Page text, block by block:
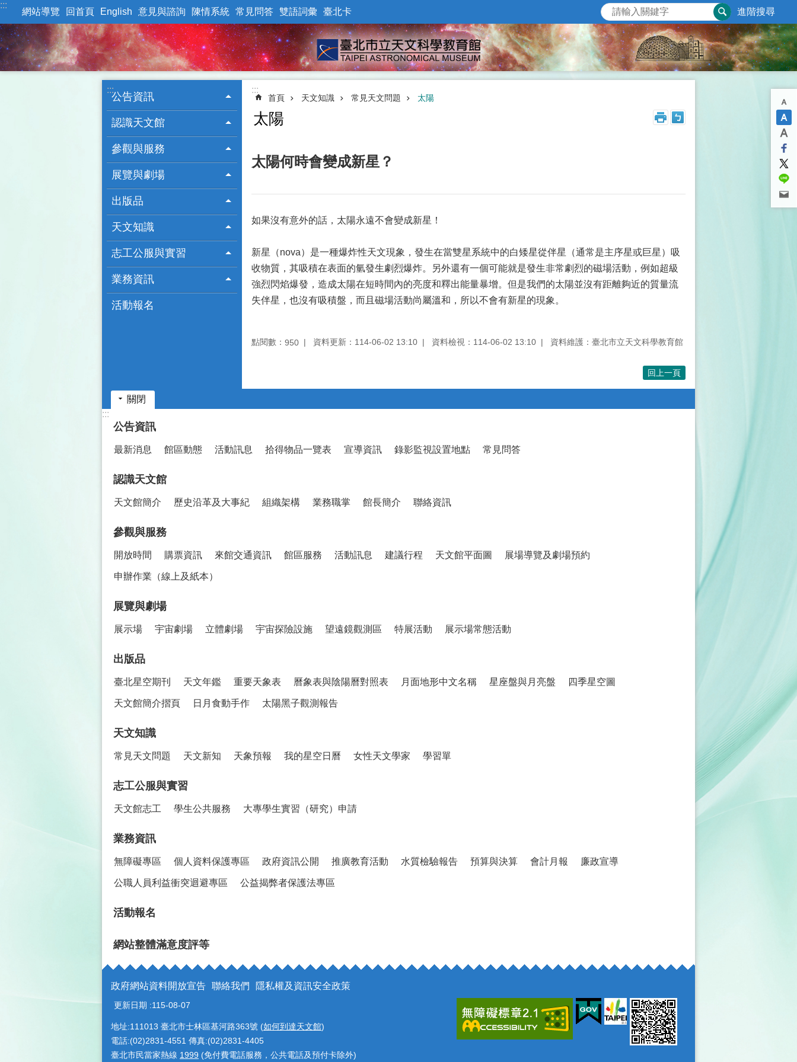
跳到主要內容區塊
:::
網站導覽 回首頁 English 意見與諮詢 陳情系統 常見問答 雙語詞彙 臺北卡 進階搜尋
:::
公告資訊
認識天文館
參觀與服務
展覽與劇場
出版品
天文知識
志工公服與實習
業務資訊
活動報名
:::
首頁 天文知識 常見天文問題 太陽
太陽
太陽何時會變成新星？
如果沒有意外的話，太陽永遠不會變成新星！
新星（nova）是一種爆炸性天文現象，發生在當雙星系統中的白矮星從伴星（通常是主序星或巨星）吸
收物質，其吸積在表面的氫發生劇烈爆炸。另外還有一個可能就是發生非常劇烈的磁場活動，例如超級
強烈閃焰爆發，造成太陽在短時間內的亮度和釋出能量暴增。但是我們的太陽並沒有距離夠近的質量流
失伴星，也沒有吸積盤，而且磁場活動尚屬溫和，所以不會有新星的現象。
點閱數： 950 資料更新：114-06-02 13:10 資料檢視：114-06-02 13:10 資料維護：臺北市立天文科學教育館
回上一頁
關閉
:::
公告資訊
最新消息 館區動態 活動訊息 拾得物品一覽表 宣導資訊 錄影監視設置地點 常見問答
認識天文館
天文館簡介 歷史沿革及大事紀 組織架構 業務職掌 館長簡介 聯絡資訊
參觀與服務
開放時間 購票資訊 來館交通資訊 館區服務 活動訊息 建議行程 天文館平面圖 展場導覽及劇場預約
申辦作業（線上及紙本）
展覽與劇場
展示場 宇宙劇場 立體劇場 宇宙探險設施 望遠鏡觀測區 特展活動 展示場常態活動
出版品
臺北星空期刊 天文年鑑 重要天象表 曆象表與陰陽曆對照表 月面地形中文名稱 星座盤與月亮盤 四季星空圖
天文館簡介摺頁 日月食動手作 太陽黑子觀測報告
天文知識
常見天文問題 天文新知 天象預報 我的星空日曆 女性天文學家 學習單
志工公服與實習
天文館志工 學生公共服務 大專學生實習（研究）申請
業務資訊
無障礙專區 個人資料保護專區 政府資訊公開 推廣教育活動 水質檢驗報告 預算與決算 會計月報 廉政宣導
公職人員利益衝突迴避專區 公益揭弊者保護法專區
活動報名
網站整體滿意度評等
政府網站資料開放宣告 聯絡我們 隱私權及資訊安全政策
更新日期 115-08-07
地址:111013 臺北市士林區基河路363號 (如何到達天文館)
電話:(02)2831-4551 傳真:(02)2831-4405
臺北市民當家熱線 1999 (免付費電話服務，公共電話及預付卡除外)